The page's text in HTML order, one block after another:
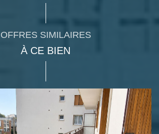
OFFRES SIMILAIRES
À CE BIEN